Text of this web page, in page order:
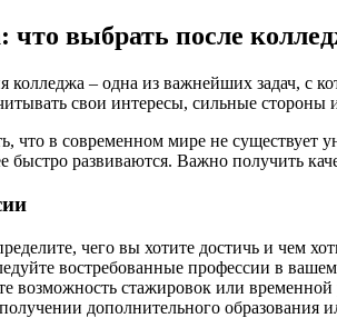
что выбрать после
– одна из важнейших задач, с
свои интересы, сильные
в современном мире не существует
быстро развиваются. Важно получить
чего вы хотите достичь и чем
востребованные профессии в
возможность стажировок или
дополнительного образования